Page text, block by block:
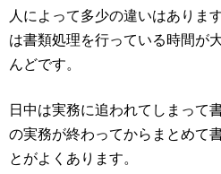
人によって多少の違いはありま
は書類処理を行っている時間が
んどです。
日中は実務に追われてしまって
の実務が終わってからまとめて
とがよくあります。